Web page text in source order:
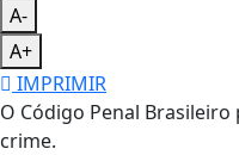
A-
A+
IMPRIMIR
O Código Penal
crime.